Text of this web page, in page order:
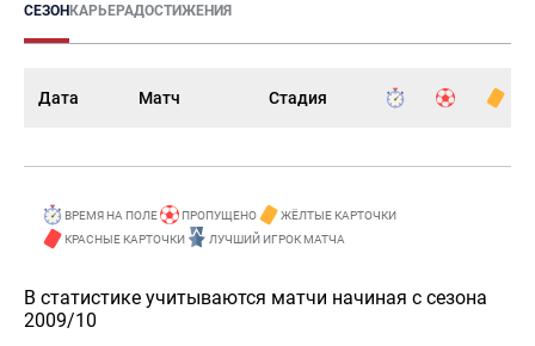
СЕЗОНКАРЬЕРАДОСТИЖЕНИЯ
Дата Матч Стадия
ВРЕМЯ НА ПОЛЕ ПРОПУЩЕНО
ЖЁЛТЫЕ КАРТОЧКИ
КРАСНЫЕ КАРТОЧКИ
ЛУЧШИЙ ИГРОК МАТЧА
В статистике учитываются матчи начиная с сезона
2009/10